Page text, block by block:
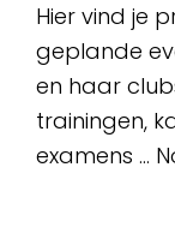
Hier vind je
geplande
en haar
trainingen,
examens …